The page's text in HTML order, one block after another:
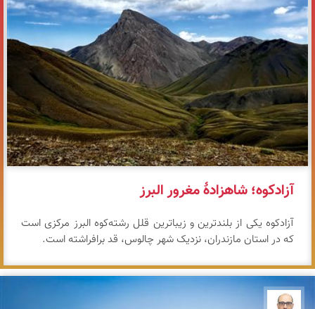
آزادکوه؛ شاهزادهٔ مغرور البرز
آزادکوه یکی از بلندترین و زیباترین قلل رشته‌کوه البرز مرکزی است
که در استان مازندران، نزدیک شهر چالوس، قد برافراشته است.